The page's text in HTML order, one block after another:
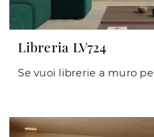
Libreria LV724